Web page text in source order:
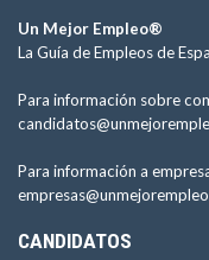
Un Mejor Empleo®
La Guía de Empleos de
Para información sobre
Para información a
CANDIDATOS